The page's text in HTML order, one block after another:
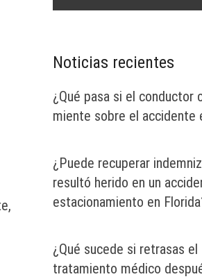
Noticias recientes
¿Qué pasa si el conductor
miente sobre el accidente
¿Puede recuperar
resultó herido en un
estacionamiento en
¿Qué sucede si retrasas el
tratamiento médico